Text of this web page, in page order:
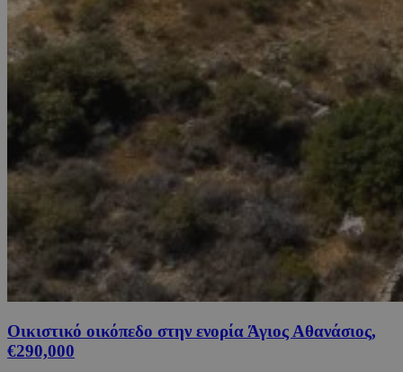
Οικιστικό οικόπεδο στην ενορία Άγιος Αθανάσιος,
€290,000